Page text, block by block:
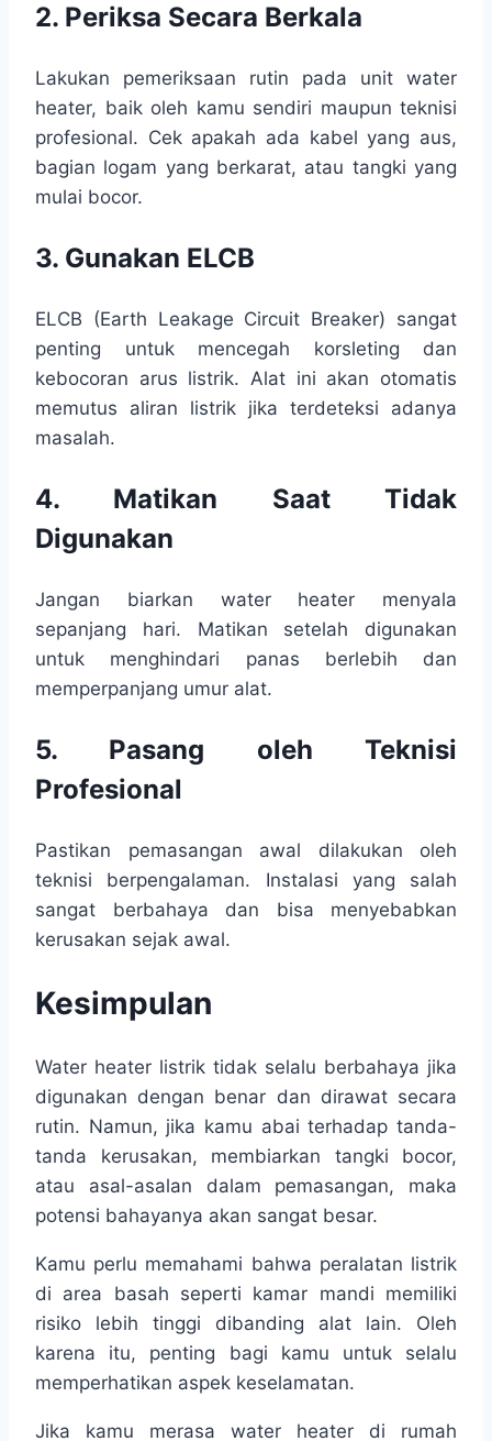
2. Periksa Secara Berkala
Lakukan pemeriksaan rutin pada unit water
heater, baik oleh kamu sendiri maupun teknisi
profesional. Cek apakah ada kabel yang aus,
bagian logam yang berkarat, atau tangki yang
mulai bocor.
3. Gunakan ELCB
ELCB (Earth Leakage Circuit Breaker) sangat
penting untuk mencegah korsleting dan
kebocoran arus listrik. Alat ini akan otomatis
memutus aliran listrik jika terdeteksi adanya
masalah.
4. Matikan Saat Tidak
Digunakan
Jangan biarkan water heater menyala
sepanjang hari. Matikan setelah digunakan
untuk menghindari panas berlebih dan
memperpanjang umur alat.
5. Pasang oleh Teknisi
Profesional
Pastikan pemasangan awal dilakukan oleh
teknisi berpengalaman. Instalasi yang salah
sangat berbahaya dan bisa menyebabkan
kerusakan sejak awal.
Kesimpulan
Water heater listrik tidak selalu berbahaya jika
digunakan dengan benar dan dirawat secara
rutin. Namun, jika kamu abai terhadap tanda-
tanda kerusakan, membiarkan tangki bocor,
atau asal-asalan dalam pemasangan, maka
potensi bahayanya akan sangat besar.
Kamu perlu memahami bahwa peralatan listrik
di area basah seperti kamar mandi memiliki
risiko lebih tinggi dibanding alat lain. Oleh
karena itu, penting bagi kamu untuk selalu
memperhatikan aspek keselamatan.
Jika kamu merasa water heater di rumah